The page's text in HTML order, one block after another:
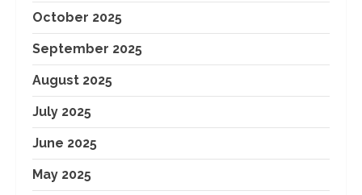
October 2025
September 2025
August 2025
July 2025
June 2025
May 2025